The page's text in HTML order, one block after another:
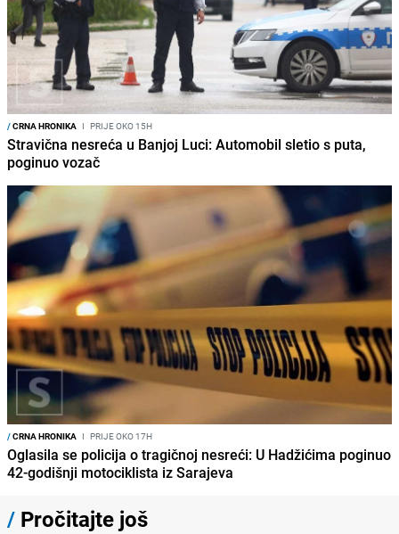
/CRNA HRONIKA I PRIJE OKO 15H
Stravična nesreća u Banjoj Luci: Automobil sletio s puta,
poginuo vozač
/CRNA HRONIKA I PRIJE OKO 17H
Oglasila se policija o tragičnoj nesreći: U Hadžićima poginuo
42-godišnji motociklista iz Sarajeva
/ Pročitajte još